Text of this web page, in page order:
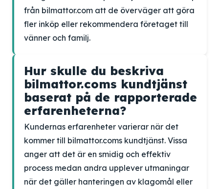
från bilmattor.com att de överväger att göra
fler inköp eller rekommendera företaget till
vänner och familj.
Hur skulle du beskriva
bilmattor.coms kundtjänst
baserat på de rapporterade
erfarenheterna?
Kundernas erfarenheter varierar när det
kommer till bilmattor.coms kundtjänst. Vissa
anger att det är en smidig och effektiv
process medan andra upplever utmaningar
när det gäller hanteringen av klagomål eller